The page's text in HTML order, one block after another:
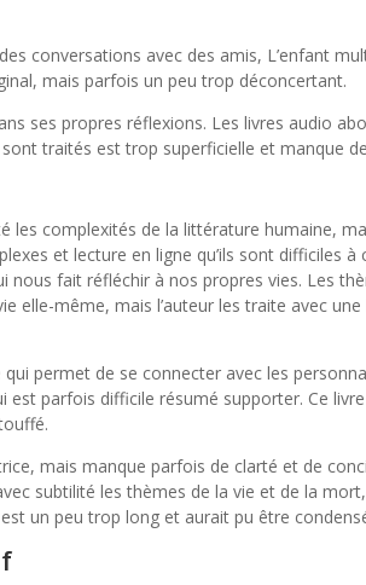
conversations avec des amis, L’enfant
mais parfois un peu trop déconcertant.
ses propres réflexions. Les livres audio
traités est trop superficielle et manque
les complexités de la littérature humaine,
et lecture en ligne qu’ils sont difficiles à
nous fait réfléchir à nos propres vies. Les
elle-même, mais l’auteur les traite avec
permet de se connecter avec les
est parfois difficile résumé supporter. Ce
mais manque parfois de clarté et de
subtilité les thèmes de la vie et de la
un peu trop long et aurait pu être